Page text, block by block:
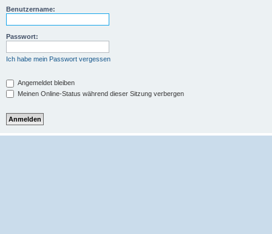
Benutzername:
Passwort:
Ich habe mein Passwort vergessen
Angemeldet bleiben
Meinen Online-Status während dieser Sitzung verbergen